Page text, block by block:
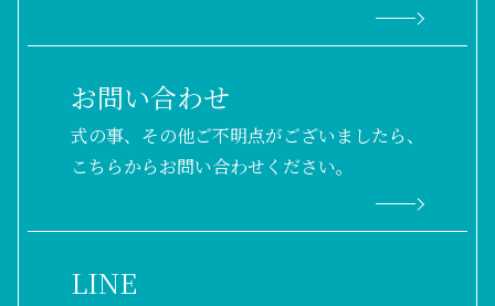
お問い合わせ
式の事、その他ご不明点がございましたら、
こちらからお問い合わせください。
LINE